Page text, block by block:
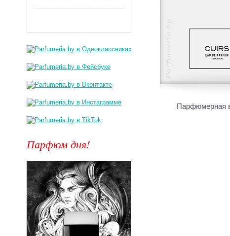
Парфюмерная
Парфюм дня!